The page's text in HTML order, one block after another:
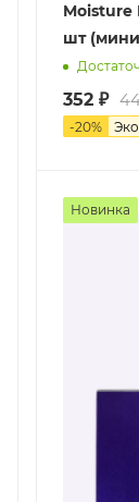
Moisture
шт
352 ₽
-20%
Новинка